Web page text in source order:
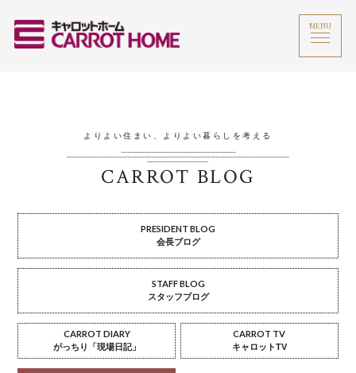
MENU
よりよい住まい、よりよい暮らしを考える
CARROT BLOG
PRESIDENT BLOG
会長ブログ
STAFF BLOG
スタッフブログ
CARROT DIARY
がっちり「現場日記」
CARROT TV
キャロットTV